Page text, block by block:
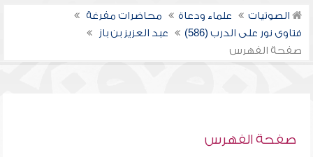
الصوتيات علماء ودعاة
محاضرات مفرغة
فتاوى نور على الدرب (586)
عبد العزيز بن باز
صفحة الفهرس
صفحة الفهرس